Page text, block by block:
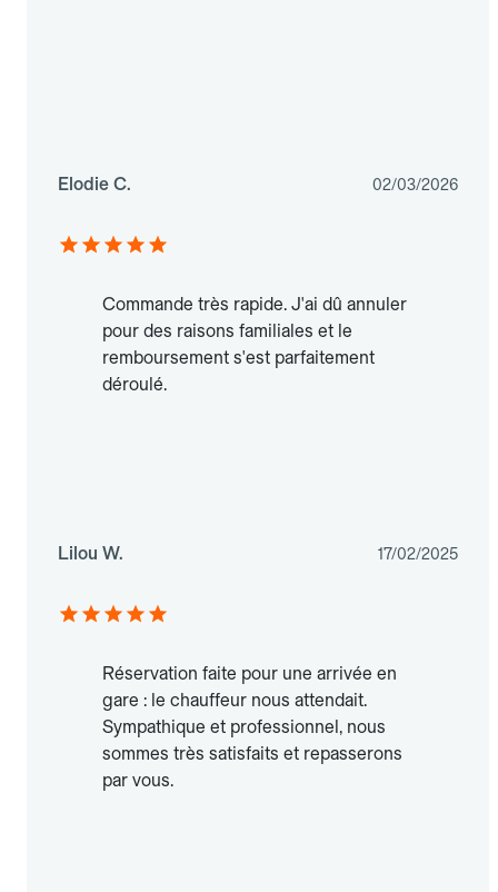
Elodie C. 02/03/2026
Commande très rapide. J'ai dû annuler
pour des raisons familiales et le
remboursement s'est parfaitement
déroulé.
Lilou W. 17/02/2025
Réservation faite pour une arrivée en
gare : le chauffeur nous attendait.
Sympathique et professionnel, nous
sommes très satisfaits et repasserons
par vous.